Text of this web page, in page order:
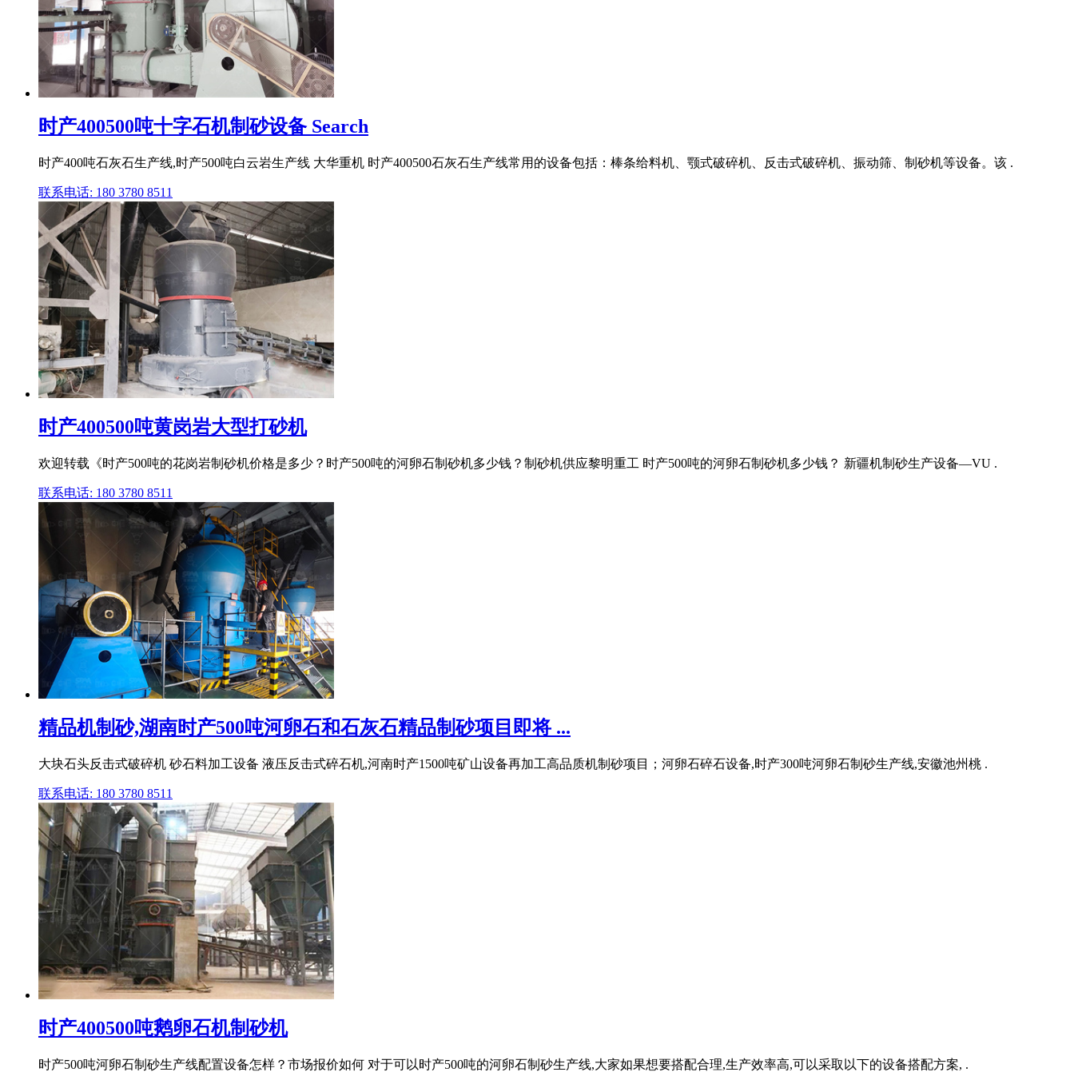
时产400500吨十字石机制砂设备 Search
时产400吨石灰石生产线,时产500吨白云岩生产线 大华重机 时产400500石灰石生产线常用的设备包括：棒条给料机、颚式破碎机、反击式破碎机、振动筛、制砂机等设备。该 .
联系电话: 180 3780 8511
时产400500吨黄岗岩大型打砂机
欢迎转载《时产500吨的花岗岩制砂机价格是多少？时产500吨的河卵石制砂机多少钱？制砂机供应黎明重工 时产500吨的河卵石制砂机多少钱？ 新疆机制砂生产设备—VU .
联系电话: 180 3780 8511
精品机制砂,湖南时产500吨河卵石和石灰石精品制砂项目即将 ...
大块石头反击式破碎机 砂石料加工设备 液压反击式碎石机,河南时产1500吨矿山设备再加工高品质机制砂项目；河卵石碎石设备,时产300吨河卵石制砂生产线,安徽池州桃 .
联系电话: 180 3780 8511
时产400500吨鹅卵石机制砂机
时产500吨河卵石制砂生产线配置设备怎样？市场报价如何 对于可以时产500吨的河卵石制砂生产线,大家如果想要搭配合理,生产效率高,可以采取以下的设备搭配方案, .